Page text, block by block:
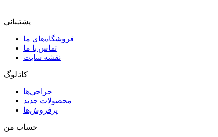
پشتیبانی
فروشگاه‌های ما
تماس با ما
نقشه سایت
کاتالوگ
حراجی‌ها
محصولات جدید
پرفروش‌ها
حساب من